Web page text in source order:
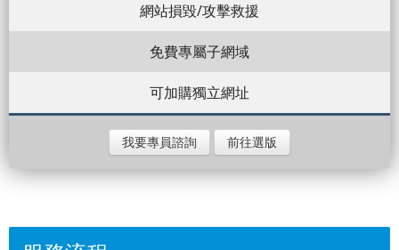
網站損毀/攻擊救援
免費專屬子網域
可加購獨立網址
我要專員諮詢 前往選版